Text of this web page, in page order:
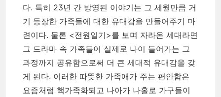
다. 특히 23년 간 방영된 이야기는 그 세월만큼 거
기 등장한 가족들에 대한 유대감을 만들어주기 마
련이다. 물론 <전원일기>를 보며 자라온 세대라면
그 드라마 속 가족들이 실제로 나이 들어가는 그
과정까지 공유함으로써 더 큰 세대적 유대감을 갖
게 된다. 이러한 따뜻한 가족애가 주는 편안함은
요즘처럼 핵가족화되고 나아가 나홀로 가구들이